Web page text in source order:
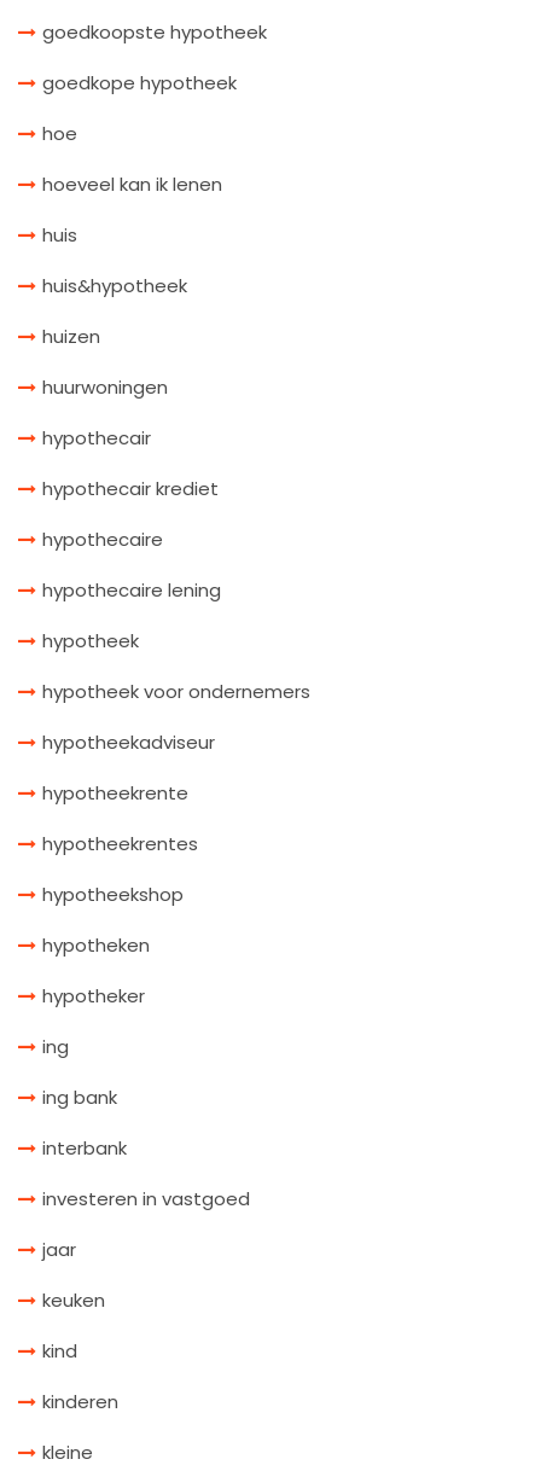
goedkoopste hypotheek
goedkope hypotheek
hoe
hoeveel kan ik lenen
huis
huis&hypotheek
huizen
huurwoningen
hypothecair
hypothecair krediet
hypothecaire
hypothecaire lening
hypotheek
hypotheek voor ondernemers
hypotheekadviseur
hypotheekrente
hypotheekrentes
hypotheekshop
hypotheken
hypotheker
ing
ing bank
interbank
investeren in vastgoed
jaar
keuken
kind
kinderen
kleine